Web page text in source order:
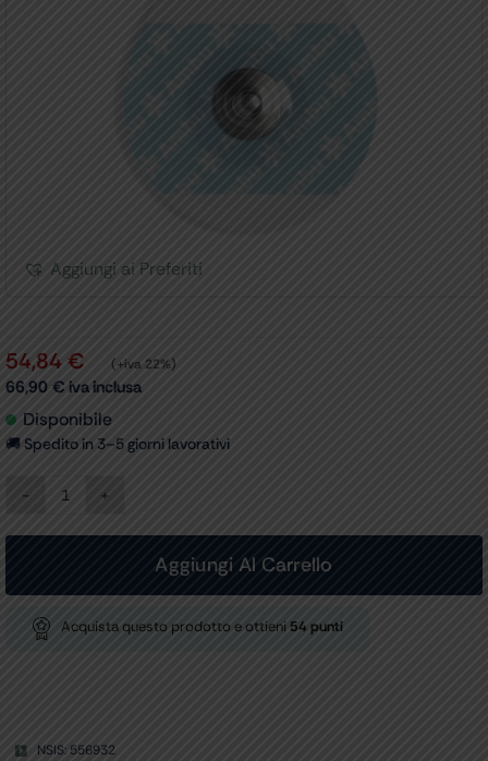
Aggiungi ai Preferiti
54,84€ (+iva 22%)
66,90 € iva inclusa
Disponibile
🚚 Spedito in 3–5 giorni lavorativi
ELETTRODI
AMBU
WHITESENSOR
00-
S/50
Aggiungi Al Carrello
Acquista questo prodotto e ottieni 54punti
NSIS: 556932